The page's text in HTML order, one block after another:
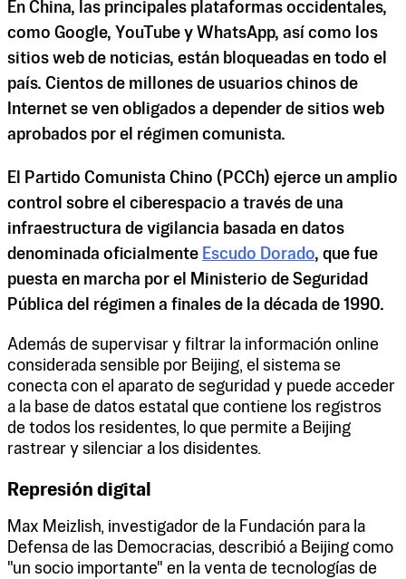
En China, las principales plataformas occidentales,
como Google, YouTube y WhatsApp, así como los
sitios web de noticias, están bloqueadas en todo el
país. Cientos de millones de usuarios chinos de
Internet se ven obligados a depender de sitios web
aprobados por el régimen comunista.
El Partido Comunista Chino (PCCh) ejerce un amplio
control sobre el ciberespacio a través de una
infraestructura de vigilancia basada en datos
denominada oficialmente Escudo Dorado, que fue
puesta en marcha por el Ministerio de Seguridad
Pública del régimen a finales de la década de 1990.
Además de supervisar y filtrar la información online
considerada sensible por Beijing, el sistema se
conecta con el aparato de seguridad y puede acceder
a la base de datos estatal que contiene los registros
de todos los residentes, lo que permite a Beijing
rastrear y silenciar a los disidentes.
Represión digital
Max Meizlish, investigador de la Fundación para la
Defensa de las Democracias, describió a Beijing como
"un socio importante" en la venta de tecnologías de